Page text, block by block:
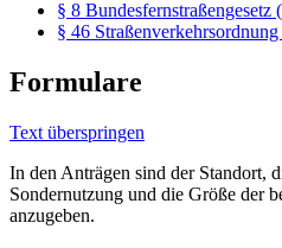
§ 8 Bundesfernstraßengesetz
§ 46
Formulare
Text überspringen
In den Anträgen sind der Standort,
Sondernutzung und die Größe der
anzugeben.